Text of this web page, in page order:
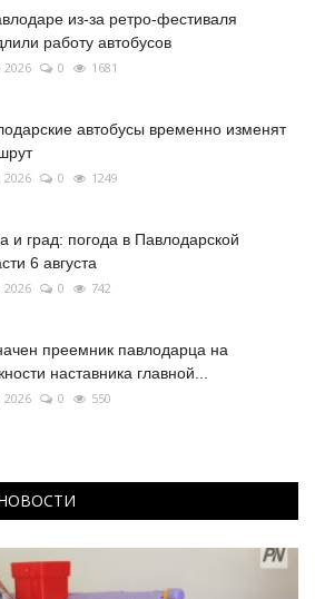
из-за ретро-фестиваля
работу автобусов
2026 0 1681
автобусы временно изменят
2026 0 1249
и град: погода в Павлодарской
6 августа
2026 0 742
преемник павлодарца на
наставника главной...
2026 0 550